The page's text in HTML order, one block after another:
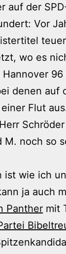
auf der
Vor
wo es
denen auf
Flut
M. noch so
ist wie ich
ja auch
Panther mit